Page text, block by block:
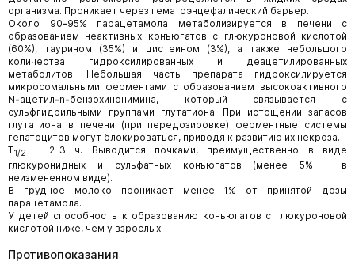
организма. Проникает через гематоэнцефалический барьер.
Около 90-95% парацетамола метаболизируется в печени с
образованием неактивных конъюгатов с глюкуроновой кислотой
(60%), таурином (35%) и цистеином (3%), а также небольшого
количества гидроксилированных и деацетилированных
метаболитов. Небольшая часть препарата гидроксилируется
микросомальными ферментами с образованием высокоактивного
N-ацетил-n-бензохинонимина, который связывается с
сульфгидрильными группами глутатиона. При истощении запасов
глутатиона в печени (при передозировке) ферментные системы
гепатоцитов могут блокироваться, приводя к развитию их некроза.
T1/2
- 2-3 ч. Выводится почками, преимущественно в виде
глюкуронидных и сульфатных конъюгатов (менее 5% - в
неизмененном виде).
В грудное молоко проникает менее 1% от принятой дозы
парацетамола.
У детей способность к образованию конъюгатов с глюкуроновой
кислотой ниже, чем у взрослых.
Противопоказания